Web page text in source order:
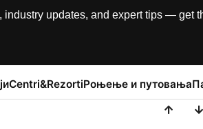
updates, and expert tips — get
Centri&RezortiРоњење и путовања